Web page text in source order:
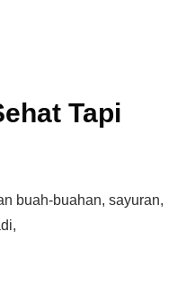
Tapi
buah-buahan, sayuran,